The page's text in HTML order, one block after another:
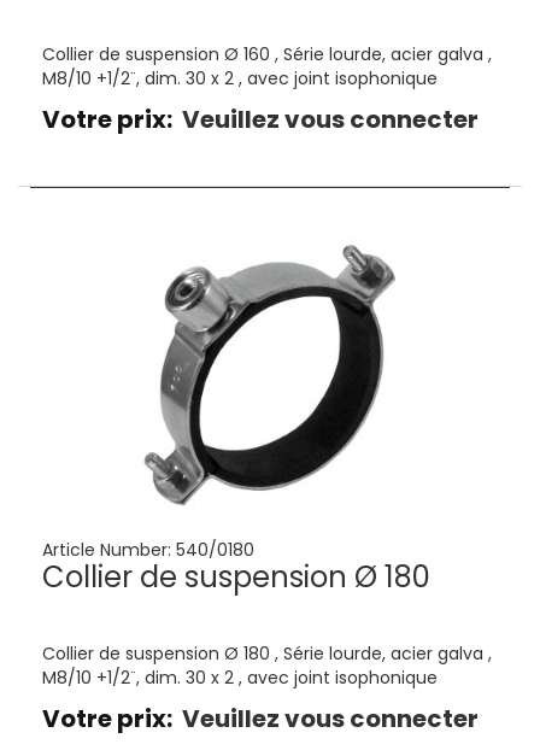
Collier de suspension Ø 160 , Série lourde, acier galva ,
M8/10 +1/2¨, dim. 30 x 2 , avec joint isophonique
Votre prix: Veuillez vous connecter
Article Number: 540/0180
Collier de suspension Ø 180
Collier de suspension Ø 180 , Série lourde, acier galva ,
M8/10 +1/2¨, dim. 30 x 2 , avec joint isophonique
Votre prix: Veuillez vous connecter